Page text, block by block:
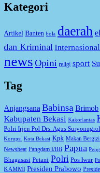
Kategori
Artikel Banten bola daerah
dan Kriminal Internasional
newsOpini religi sport
Tag
Anjangsana Babinsa Brimob
Kabupaten Bekasi Kakorlantas
Polri Irjen Pol Drs. Agus
Korupsi Kota Bekasi Kpk Makan
Newsbeat Pangdam I/BB Papua
Bhagasasi Petani Polri Pos Iwur
KAMMI Presiden Prabowo